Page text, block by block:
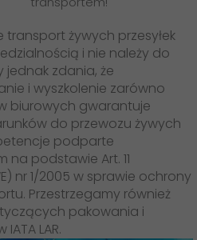
transport żywych przesyłek
i nie należy do
jednak zdania, że
i wyszkolenie zarówno
biurowych gwarantuje
do przewozu żywych
podparte
podstawie Art. 11
nr 1/2005 w sprawie ochrony
Przestrzegamy również
pakowania i
LAR.